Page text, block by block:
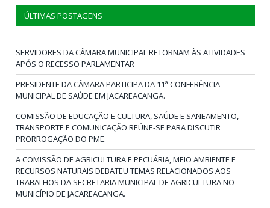
ÚLTIMAS POSTAGENS
SERVIDORES DA CÂMARA MUNICIPAL RETORNAM ÀS ATIVIDADES
APÓS O RECESSO PARLAMENTAR
PRESIDENTE DA CÂMARA PARTICIPA DA 11ª CONFERÊNCIA
MUNICIPAL DE SAÚDE EM JACAREACANGA.
COMISSÃO DE EDUCAÇÃO E CULTURA, SAÚDE E SANEAMENTO,
TRANSPORTE E COMUNICAÇÃO REÚNE-SE PARA DISCUTIR
PRORROGAÇÃO DO PME.
A COMISSÃO DE AGRICULTURA E PECUÁRIA, MEIO AMBIENTE E
RECURSOS NATURAIS DEBATEU TEMAS RELACIONADOS AOS
TRABALHOS DA SECRETARIA MUNICIPAL DE AGRICULTURA NO
MUNICÍPIO DE JACAREACANGA.